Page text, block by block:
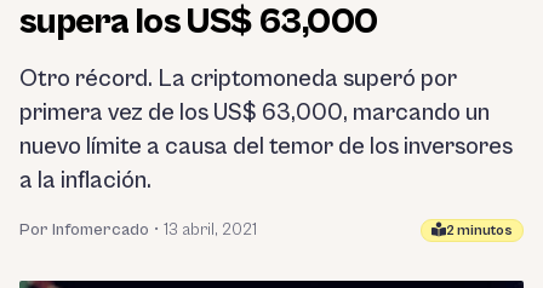
supera los US$ 63,000
Otro récord. La criptomoneda superó por
primera vez de los US$ 63,000, marcando un
nuevo límite a causa del temor de los inversores
a la inflación.
Por Infomercado • 13 abril, 2021 2 minutos